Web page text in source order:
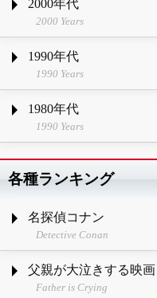
2000年代
2000 Years
1990年代
1990 Years
1980年代
1990 Years
各種ランキング
名探偵コナン
Detective Conan
父親が大泣きする映画
Father is Crying